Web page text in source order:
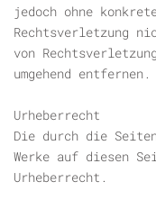
jedoch ohne
Rechtsverletzung
von
umgehend entfernen.
Urheberrecht
Die durch die
Werke auf diesen
Urheberrecht.